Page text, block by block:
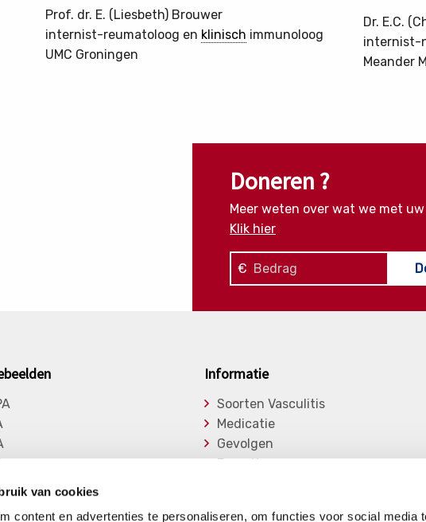
van cookies
content en advertenties te personaliseren, om functies voor social media
Prof. dr. E. (Liesbeth) Brouwer
internist-reumatoloog en klinisch immunoloog
UMC Groningen
Dr. E.C.
internist-
Meander
Doneren ?
Meer weten over wat we met
Klik hier
€
Vasculitiden
Informatie
Soorten Vasculitis
Medicatie
Gevolgen
Expertise